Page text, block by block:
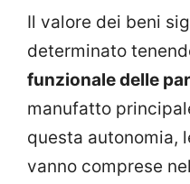
Il valore dei beni
determinato
funzionale delle
manufatto
questa autonomia,
vanno comprese